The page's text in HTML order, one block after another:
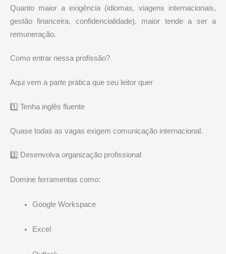
Quanto maior a exigência (idiomas, viagens internacionais,
gestão financeira, confidencialidade), maior tende a ser a
remuneração.
Como entrar nessa profissão?
Aqui vem a parte prática que seu leitor quer
1️⃣ Tenha inglês fluente
Quase todas as vagas exigem comunicação internacional.
2️⃣ Desenvolva organização profissional
Domine ferramentas como:
Google Workspace
Excel